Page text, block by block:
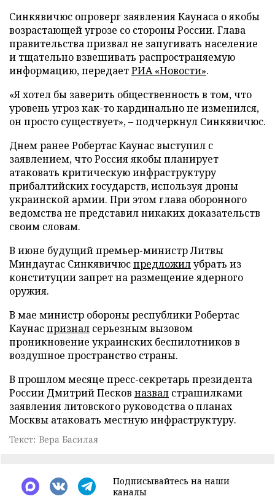
Синкявичюс опроверг заявления Каунаса о якобы
возрастающей угрозе со стороны России. Глава
правительства призвал не запугивать население
и тщательно взвешивать распространяемую
информацию, передаетРИА «Новости».
«Я хотел бы заверить общественность в том, что
уровень угроз как-то кардинально не изменился,
он просто существует», – подчеркнул Синкявичюс.
Днем ранее Робертас Каунас выступил с
заявлением, что Россия якобы планирует
атаковать критическую инфраструктуру
прибалтийских государств, используя дроны
украинской армии. При этом глава оборонного
ведомства не представил никаких доказательств
своим словам.
В июне будущий премьер-министр Литвы
Миндаугас Синкявичюспредложилубрать из
конституции запрет на размещение ядерного
оружия.
В мае министр обороны республики Робертас
Каунаспризнал серьезным вызовом
проникновение украинских беспилотников в
воздушное пространство страны.
В прошлом месяце пресс-секретарь президента
России Дмитрий Песков назвал страшилками
заявления литовского руководства о планах
Москвы атаковать местную инфраструктуру.
Текст: Вера Басилая
Подписывайтесь на наши
каналы